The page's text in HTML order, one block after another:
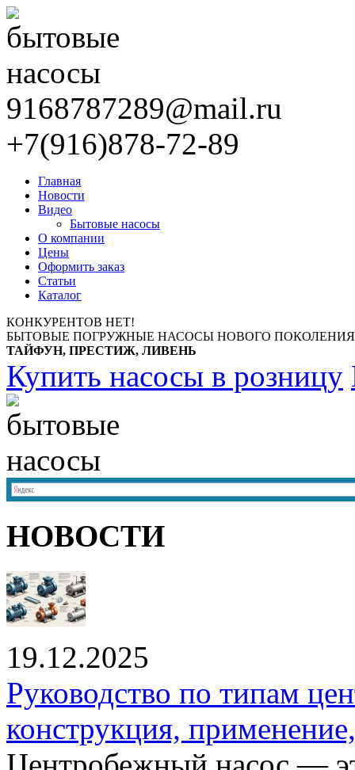
9168787289@mail.ru
+7(916)878-72-89
Главная
Новости
Видео
Бытовые насосы
О компании
Цены
Оформить заказ
Статьи
Каталог
КОНКУРЕНТОВ НЕТ!
БЫТОВЫЕ ПОГРУЖНЫЕ НАСОСЫ НОВОГО
ТАЙФУН, ПРЕСТИЖ, ЛИВЕНЬ
Купить насосы в розницу
НОВОСТИ
19.12.2025
Руководство по типам
конструкция,